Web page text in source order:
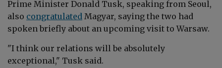
Prime Minister Donald Tusk, speaking from Seoul,
also congratulated Magyar, saying the two had
spoken briefly about an upcoming visit to Warsaw.
"I think our relations will be absolutely
exceptional," Tusk said.